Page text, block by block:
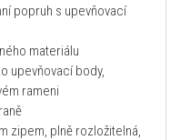
popruh s upevňovací
materiálu
upevňovací body,
rameni
zipem, plně rozložitelná,